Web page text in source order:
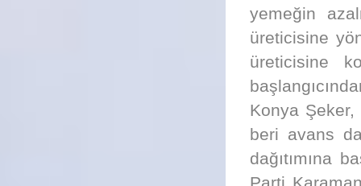
yemeğin
üreticisine
üreticisine
Konya Şeker,
beri avans
dağıtımına